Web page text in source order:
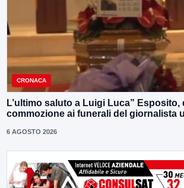
CRONACA
L’ultimo saluto a Luigi Luca” Esposito,
commozione ai funerali del giornalista
6 AGOSTO 2026